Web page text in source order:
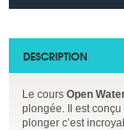
DESCRIPTION
Le cours Open
plongée. Il est
plonger c’est